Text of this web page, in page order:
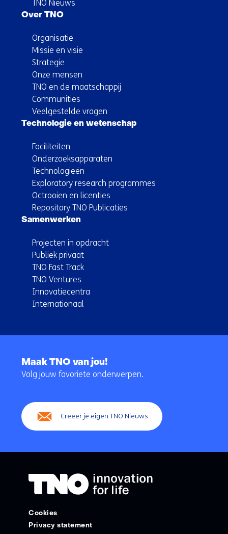
TNO Nieuws
Over TNO
Organisatie
Missie en visie
Strategie
Onze mensen
TNO en de maatschappij
Communities
Veelgestelde vragen
Technologie en wetenschap
Faciliteiten
Onderzoeksapparaten
Technologieën
Exploratory research programmes
Octrooien en licenties
Repository TNO Publicaties
Samenwerken
Projecten in opdracht
Publiek privaat
TNO Fast Track
TNO Ventures
Innovatiecentra
Internationaal
navigatie
Maak TNO van jou!
Volg jouw favoriete onderwerpen.
Creëer je eigen TNO Nieuws
Cookies
Privacy statement